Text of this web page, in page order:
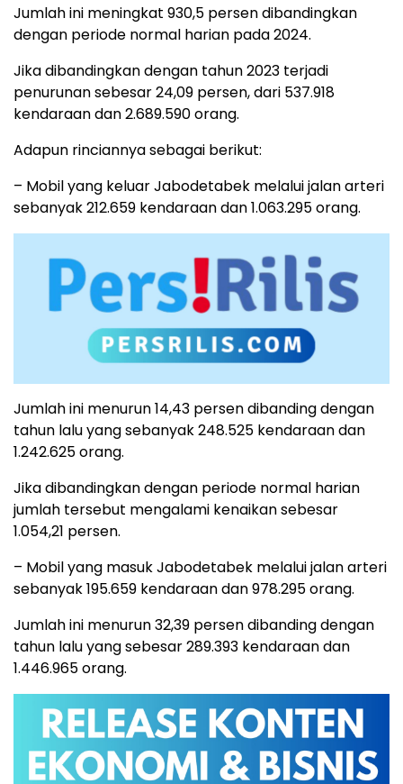
Jumlah ini meningkat 930,5 persen dibandingkan
dengan periode normal harian pada 2024.
Jika dibandingkan dengan tahun 2023 terjadi
penurunan sebesar 24,09 persen, dari 537.918
kendaraan dan 2.689.590 orang.
Adapun rinciannya sebagai berikut:
– Mobil yang keluar Jabodetabek melalui jalan arteri
sebanyak 212.659 kendaraan dan 1.063.295 orang.
Jumlah ini menurun 14,43 persen dibanding dengan
tahun lalu yang sebanyak 248.525 kendaraan dan
1.242.625 orang.
Jika dibandingkan dengan periode normal harian
jumlah tersebut mengalami kenaikan sebesar
1.054,21 persen.
– Mobil yang masuk Jabodetabek melalui jalan arteri
sebanyak 195.659 kendaraan dan 978.295 orang.
Jumlah ini menurun 32,39 persen dibanding dengan
tahun lalu yang sebesar 289.393 kendaraan dan
1.446.965 orang.